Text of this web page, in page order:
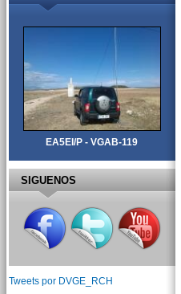
EA5EI/P - VGAB-119
SIGUENOS
Tweets por DVGE_RCH